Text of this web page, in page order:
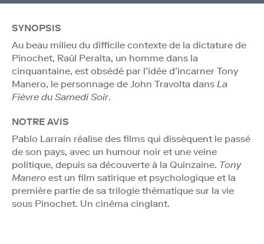
SYNOPSIS
Au beau milieu du difficile contexte de la dictature de
Pinochet, Raúl Peralta, un homme dans la
cinquantaine, est obsédé par l’idée d’incarner Tony
Manero, le personnage de John Travolta dans La
Fièvre du Samedi Soir.
NOTRE AVIS
Pablo Larraín réalise des films qui dissèquent le passé
de son pays, avec un humour noir et une veine
politique, depuis sa découverte à la Quinzaine. Tony
Manero est un film satirique et psychologique et la
première partie de sa trilogie thématique sur la vie
sous Pinochet. Un cinéma cinglant.